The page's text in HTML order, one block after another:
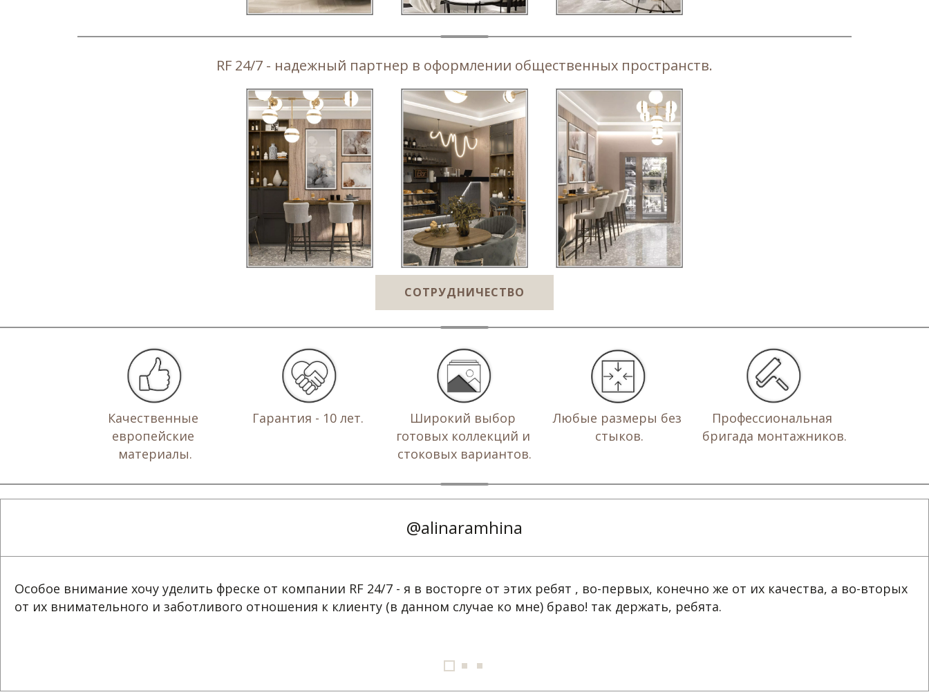
В ТЕЛЕГРАМ
RF 24/7 - надежный партнер в оформлении общественных пространств.
СОТРУДНИЧЕСТВО­
Качественные
европейские
материалы.
Гарантия - 10 лет.
Широкий выбор
готовых коллекций и
стоковых вариантов.
Любые размеры без
стыков.
Профессиональная
бригада монтажников.
@alinaramhina
Особое внимание хочу уделить фреске от компании RF 24/7 - я в восторге от этих ребят , во-первых, конечно же от их качества, а во-вторых
от их внимательного и заботливого отношения к клиенту (в данном случае ко мне) браво! так держать, ребята.